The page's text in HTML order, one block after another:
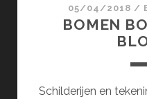
05/04/2018 /
BOMEN
Schilderijen en